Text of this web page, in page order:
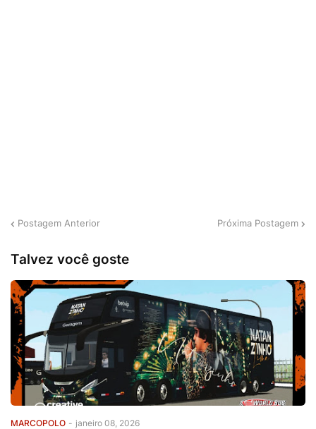
Postagem Anterior Próxima Postagem
Talvez você goste
MARCOPOLO - janeiro 08, 2026